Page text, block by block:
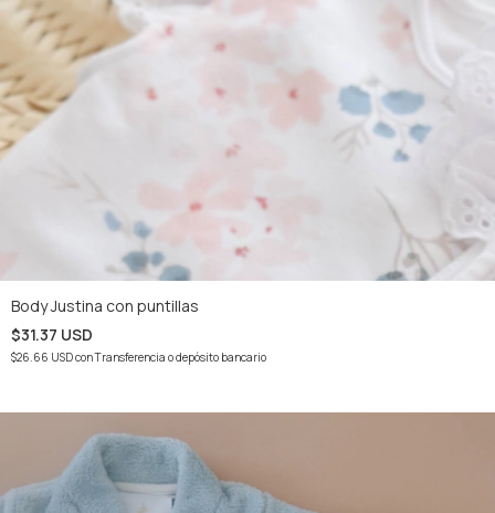
Body Justina con puntillas
$31.37 USD
$26.66 USDconTransferencia o depósito bancario